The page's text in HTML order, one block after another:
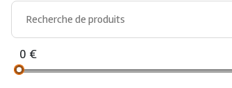
0 €